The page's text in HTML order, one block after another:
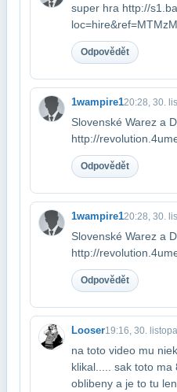
super hra http://
Odpovědět
1wampire120:28, 30.
Slovenské Warez a
http://
Odpovědět
1wampire120:28, 30.
Slovenské Warez a
http://
Odpovědět
Looser19:16, 30.
na toto video mu
klikal..... sak toto
oblibeny a je to tu